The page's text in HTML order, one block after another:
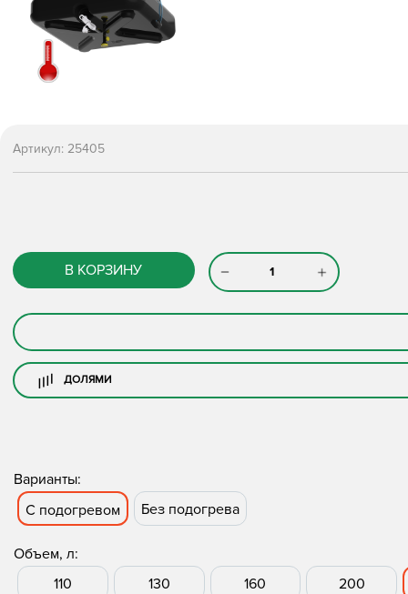
Артикул: 25405
В КОРЗИНУ
ДОЛЯМИ
Варианты:
С подогревом
Без подогрева
Объем, л:
110
130 160 200